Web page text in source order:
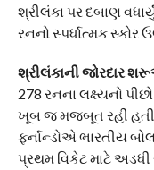
શ્રીલંકા પર દબાણ
રનનો સ્પર્ધાત્મક સ્કોર
શ્રીલંકાની જોરદાર
278 રનના લક્ષ્યનો
ખૂબ જ મજબૂત રહી
ફર્નાન્ડોએ ભારતીય
પ્રથમ વિકેટ માટે અડધી